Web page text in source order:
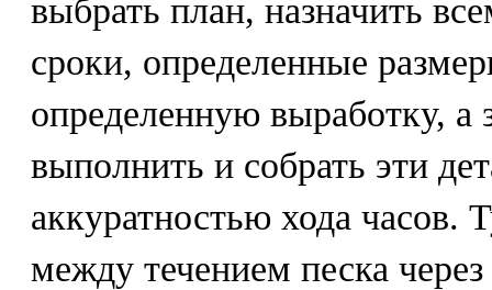
выбрать план, назначить
сроки, определенные
определенную выработку, а
выполнить и собрать эти
аккуратностью хода часов.
между течением песка